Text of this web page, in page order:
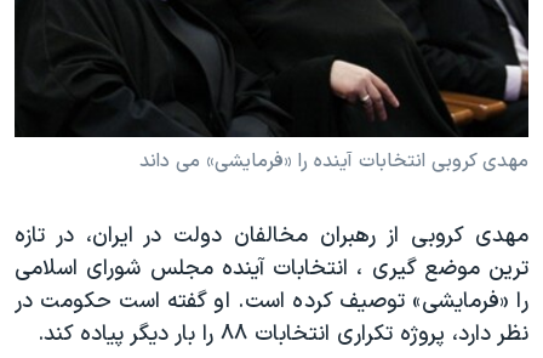
فرهنگ و زندگی
حقوق شهروندی
اقتصادی
علم و فناوری
گالری عکس
آرشیو پخش زنده
انتخابات ریاست جمهوری آمریکا ۲۰۲۴
حمله جمهوری اسلامی به اسرائیل
رمز مهسا
اعتراضات زن، زندگی، آزادی
مجموعه مستندهای دادخواهی
تریبونال مردمی آبان ۹۸
دنبال کنید
مهدی کروبی انتخابات آینده را «فرمایشی» می داند
مهدی کروبی از رهبران مخالفان دولت در ایران، در تازه
ترین موضع گیری ، انتخابات آینده مجلس شورای اسلامی
را «فرمایشی» توصیف کرده است. او گفته است حکومت در
نظر دارد، پروژه تکراری انتخابات ۸۸ را بار ديگر پياده کند.